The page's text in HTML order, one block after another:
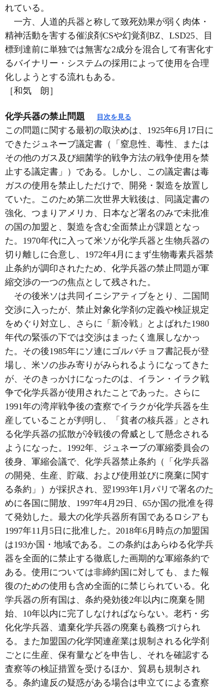
れている。
一方、人道的兵器と称して致死効果が弱く肉体・
精神活動を害する催涙剤CSや幻覚剤BZ、LSD25、目
標到達前に単独では無害な2成分を混合して有害化す
るバイナリー・システムの採用によって使用を合理
化しようとする流れもある。
［和気 朗］
化学兵器の禁止問題 目次を見る
この問題に関する最初の取決めは、1925年6月17日に
できたジュネーブ議定書（「窒息性、毒性、または
その他のガス及び細菌学的戦争方法の戦争使用を禁
止する議定書」）である。しかし、この議定書は毒
ガスの使用を禁止しただけで、開発・製造を放置し
ていた。このため第二次世界大戦後は、同議定書の
強化、つまりアメリカ、日本など署名のみで未批准
の国の加盟と、製造を含む全面禁止が課題となっ
た。1970年代に入って米ソが化学兵器と生物兵器の
切り離しに合意し、1972年4月にまず生物毒素兵器禁
止条約が調印されたため、化学兵器の禁止問題が軍
縮交渉の一つの焦点として残された。
その後米ソは共同イニシアティブをとり、二国間
交渉に入ったが、禁止対象化学剤の定義や検証規定
をめぐり対立し、さらに「新冷戦」とよばれた1980
年代の緊張の下では交渉はまったく進展しなかっ
た。その後1985年にソ連にゴルバチョフ書記長が登
場し、米ソの歩み寄りがみられるようになってきた
が、そのきっかけになったのは、イラン・イラク戦
争で化学兵器が使用されたことであった。さらに
1991年の湾岸戦争後の査察でイラクが化学兵器を生
産していることが判明し、「貧者の核兵器」とされ
る化学兵器の拡散が冷戦後の脅威として懸念される
ようになった。1992年、ジュネーブの軍縮委員会の
後身、軍縮会議で、化学兵器禁止条約（「化学兵器
の開発、生産、貯蔵、および使用並びに廃棄に関す
る条約」）が採択され、翌1993年1月パリで署名のた
めに各国に開放、1997年4月29日、65か国の批准を得
て発効した。最大の化学兵器所有国であるロシアも
1997年11月5日に批准した。2018年6月時点の加盟国
は193か国・地域である。この条約はあらゆる化学兵
器を全面的に禁止する徹底した画期的な軍縮条約で
ある。使用については非締約国に対しても、また報
復のための使用も含め全面的に禁じられている。化
学兵器の所有国は、条約発効後2年以内に廃棄を開
始、10年以内に完了しなければならない。老朽・劣
化化学兵器、遺棄化学兵器の廃棄も義務づけられ
る。また加盟国の化学関連産業は規制される化学剤
ごとに生産、保有量などを申告し、それを確認する
査察等の検証措置を受けるほか、貿易も規制され
る。条約違反の疑惑がある場合は申立てによる査察